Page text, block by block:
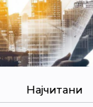
Најчитани